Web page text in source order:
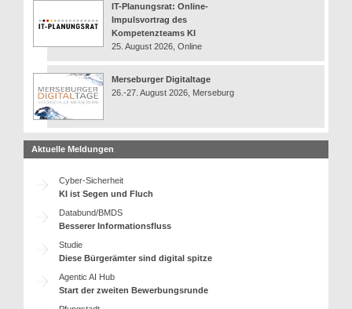
IT-Planungsrat: Online-
Impulsvortrag des
Kompetenzteams KI
25. August 2026, Online
Merseburger Digitaltage
26.-27. August 2026, Merseburg
Aktuelle Meldungen
Cyber-Sicherheit
KI ist Segen und Fluch
Databund/BMDS
Besserer Informationsfluss
Studie
Diese Bürgerämter sind digital spitze
Agentic AI Hub
Start der zweiten Bewerbungsrunde